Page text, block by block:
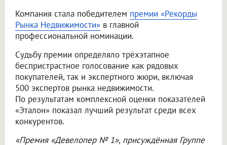
Компания стала победителем премии «Рекорды
Рынка Недвижимости» в главной
профессиональной номинации.
Судьбу премии определяло трёхэтапное
беспристрастное голосование как рядовых
покупателей, так и экспертного жюри, включая
500 экспертов рынка недвижимости.
По результатам комплексной оценки показателей
«Эталон» показал лучший результат среди всех
конкурентов.
«Премия «Девелопер № 1», присуждённая Группе